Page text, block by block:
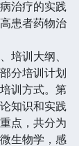
治疗的实践
患者药物治
训大纲、
分培训计划
训方式。第
知识和实践
点，共分为
生物学，感